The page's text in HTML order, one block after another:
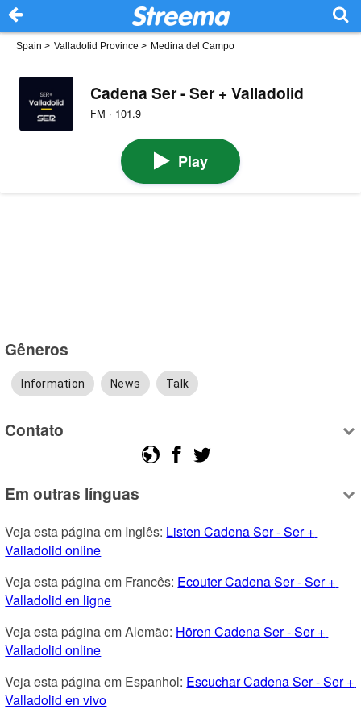
Spain > Valladolid Province > Medina del Campo
Cadena Ser - Ser + Valladolid
FM · 101.9
Play
Gêneros
Information News Talk
Contato
Em outras línguas
Veja esta página em Inglês: Listen Cadena Ser - Ser +
Valladolid online
Veja esta página em Francês: Ecouter Cadena Ser - Ser +
Valladolid en ligne
Veja esta página em Alemão: Hören Cadena Ser - Ser +
Valladolid online
Veja esta página em Espanhol: Escuchar Cadena Ser - Ser +
Valladolid en vivo